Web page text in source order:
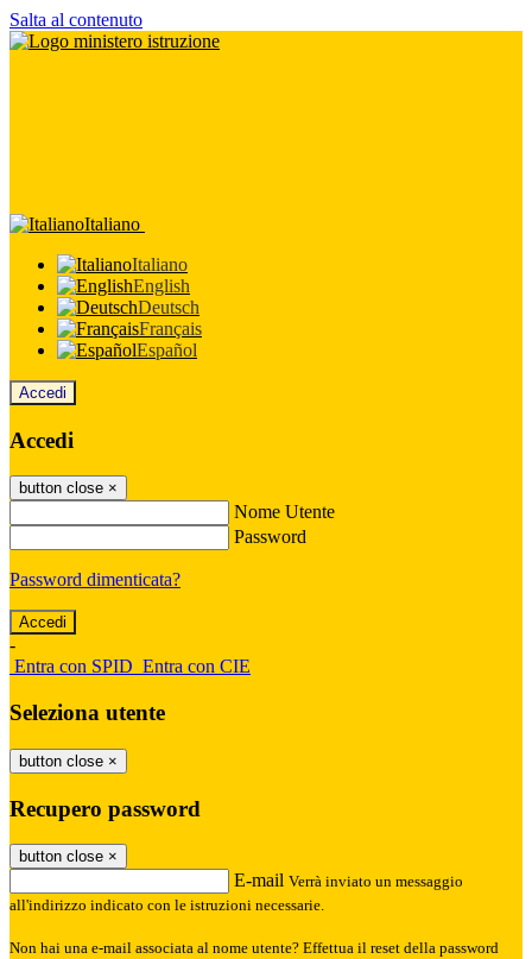
Salta al contenuto
Italiano
Italiano
English
Deutsch
Français
Español
Accedi
Accedi
button close ×
Nome Utente
Password
Password dimenticata?
-
Entra con SPID Entra con CIE
Seleziona utente
button close ×
Recupero password
button close ×
E-mail Verrà inviato un messaggio
all'indirizzo indicato con le istruzioni necessarie.
Non hai una e-mail associata al nome utente? Effettua il reset della password